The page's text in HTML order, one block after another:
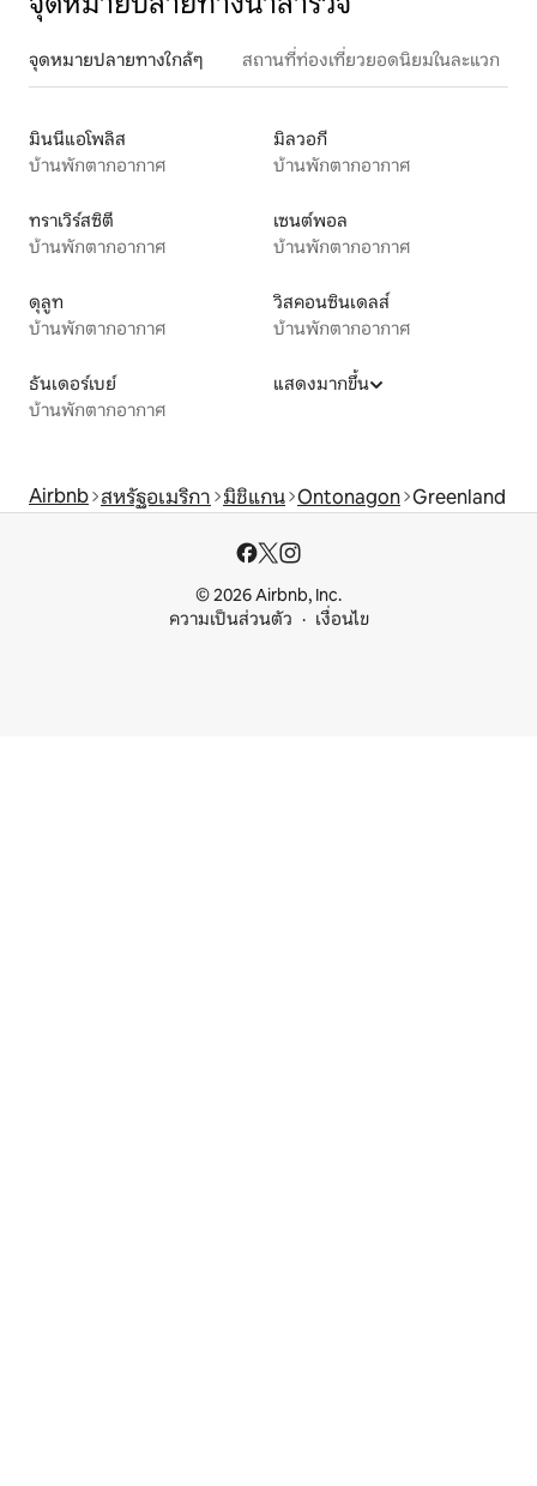
จุดหมายปลายทางใกล้ๆ สถานที่ท่องเที่ยวยอดนิยมในละแวก
มินนีแอโพลิส
บ้านพักตากอากาศ
มิลวอกี
บ้านพักตากอากาศ
ทราเวิร์สซิตี
บ้านพักตากอากาศ
เซนต์พอล
บ้านพักตากอากาศ
ดุลูท
บ้านพักตากอากาศ
วิสคอนซินเดลส์
บ้านพักตากอากาศ
ธันเดอร์เบย์
บ้านพักตากอากาศ
แสดงมากขึ้น
Airbnb สหรัฐอเมริกา มิชิแกน Ontonagon Greenland
© 2026 Airbnb, Inc.
ความเป็นส่วนตัว
เงื่อนไข